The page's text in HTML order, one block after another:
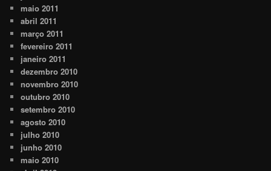
maio 2011
abril 2011
março 2011
fevereiro 2011
janeiro 2011
dezembro 2010
novembro 2010
outubro 2010
setembro 2010
agosto 2010
julho 2010
junho 2010
maio 2010